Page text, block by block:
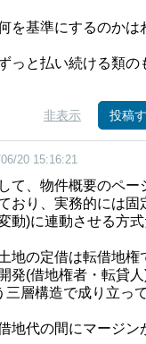
を基準にするのかは
っと払い続ける類の
非表示 投稿
20 15:16:21
て、物件概要のペー
おり、実務的には固
動)に連動させる方式
地の定借は転借地権
発(借地権者・転貸
層構造で成り立っ
地代の間にマージン